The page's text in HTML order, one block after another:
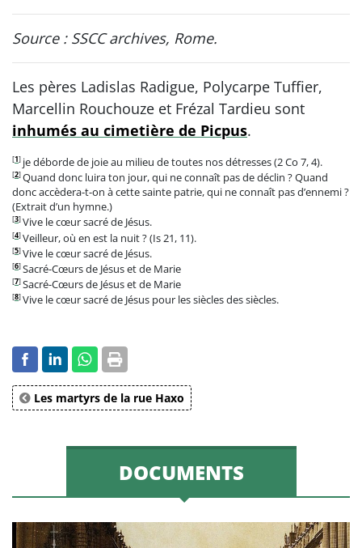
Source : SSCC archives, Rome.
Les pères Ladislas Radigue, Polycarpe Tuffier,
Marcellin Rouchouze et Frézal Tardieu sont
inhumés au cimetière de Picpus.
[1] je déborde de joie au milieu de toutes nos détresses (2 Co 7, 4).
[2]Quand donc luira ton jour, qui ne connaît pas de déclin ? Quand
donc accèdera-t-on à cette sainte patrie, qui ne connaît pas d’ennemi ?
(Extrait d’un hymne.)
[3] Vive le cœur sacré de Jésus.
[4]Veilleur, où en est la nuit ? (Is 21, 11).
[5]Vive le cœur sacré de Jésus.
[6]Sacré-Cœurs de Jésus et de Marie
[7]Sacré-Cœurs de Jésus et de Marie
[8] Vive le cœur sacré de Jésus pour les siècles des siècles.
Les martyrs de la rue Haxo
DOCUMENTS